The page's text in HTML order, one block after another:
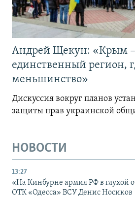
Андрей Щекун: «Крым –
единственный регион,
меньшинство»
Дискуссия вокруг планов
защиты прав украинской
НОВОСТИ
13:27
«На Кинбурне армия РФ в глухой
ОТК «Одесса» ВСУ Денис Носиков